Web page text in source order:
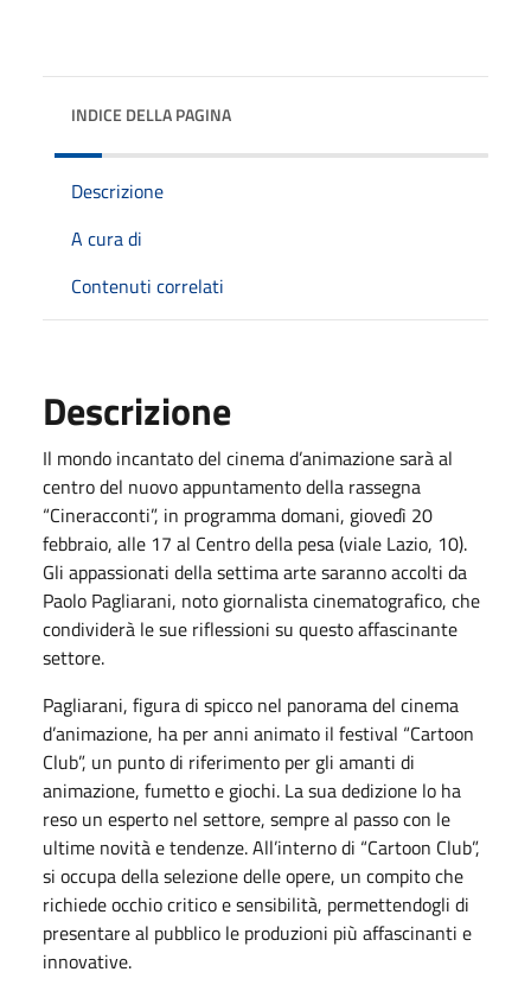
INDICE DELLA PAGINA
Descrizione
A cura di
Contenuti correlati
Descrizione
Il mondo incantato del cinema d’animazione sarà al
centro del nuovo appuntamento della rassegna
“Cineracconti”, in programma domani, giovedì 20
febbraio, alle 17 al Centro della pesa (viale Lazio, 10).
Gli appassionati della settima arte saranno accolti da
Paolo Pagliarani, noto giornalista cinematografico, che
condividerà le sue riflessioni su questo affascinante
settore.
Pagliarani, figura di spicco nel panorama del cinema
d’animazione, ha per anni animato il festival “Cartoon
Club”, un punto di riferimento per gli amanti di
animazione, fumetto e giochi. La sua dedizione lo ha
reso un esperto nel settore, sempre al passo con le
ultime novità e tendenze. All’interno di “Cartoon Club”,
si occupa della selezione delle opere, un compito che
richiede occhio critico e sensibilità, permettendogli di
presentare al pubblico le produzioni più affascinanti e
innovative.